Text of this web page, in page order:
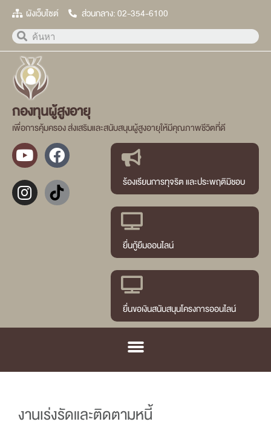
ผังเว็บไซต์ ส่วนกลาง: 02-354-6100
กองทุนผู้สูงอายุ
เพื่อการคุ้มครอง ส่งเสริมและสนับสนุนผู้สูงอายุให้มีคุณภาพชีวิตที่ดี
ร้องเรียนการทุจริต และประพฤติมิชอบ
ยื่นกู้ยืมออนไลน์
ยื่นขอเงินสนับสนุนโครงการออนไลน์
งานเร่งรัดและติดตามหนี้